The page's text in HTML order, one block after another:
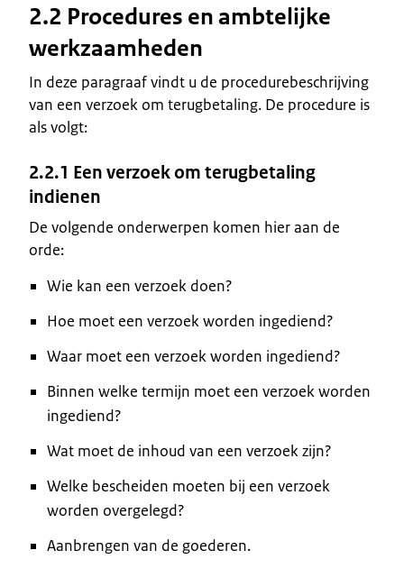
2.2 Procedures en ambtelijke
werkzaamheden
In deze paragraaf vindt u de procedurebeschrijving
van een verzoek om terugbetaling. De procedure is
als volgt:
2.2.1 Een verzoek om terugbetaling
indienen
De volgende onderwerpen komen hier aan de
orde:
Wie kan een verzoek doen?
Hoe moet een verzoek worden ingediend?
Waar moet een verzoek worden ingediend?
Binnen welke termijn moet een verzoek worden
ingediend?
Wat moet de inhoud van een verzoek zijn?
Welke bescheiden moeten bij een verzoek
worden overgelegd?
Aanbrengen van de goederen.